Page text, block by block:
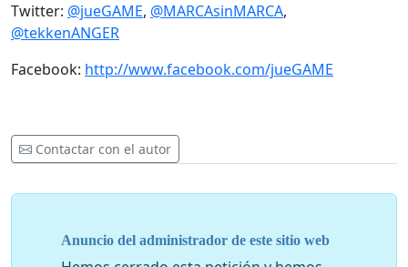
Twitter: @jueGAME, @MARCAsinMARCA,
@tekkenANGER
Facebook: http://www.facebook.com/jueGAME
Contactar con el autor
Anuncio del administrador de este sitio web